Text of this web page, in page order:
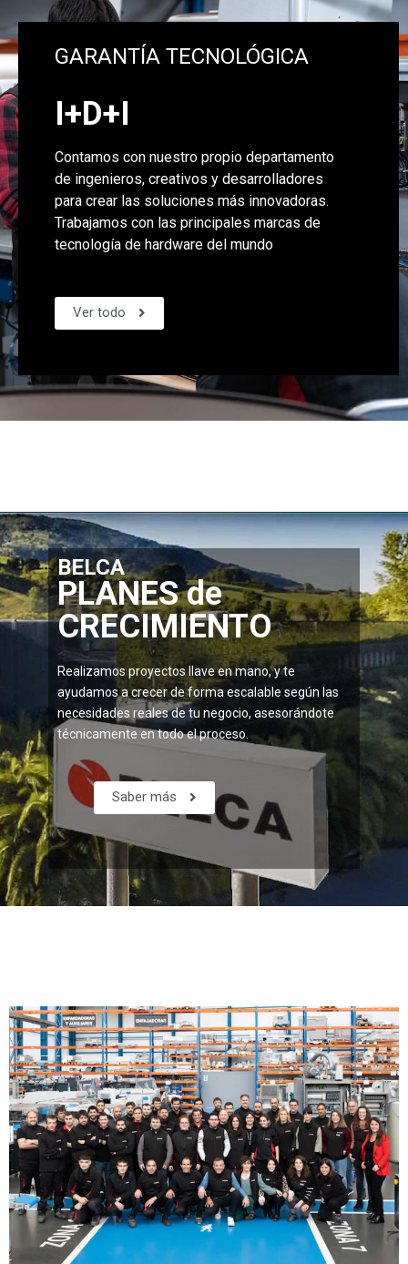
GARANTÍA TECNOLÓGICA
I+D+I
Contamos con nuestro propio departamento
de ingenieros, creativos y desarrolladores
para crear las soluciones más innovadoras.
Trabajamos con las principales marcas de
tecnología de hardware del mundo
Ver todo
BELCA
PLANES de
CRECIMIENTO
Realizamos proyectos llave en mano, y te
ayudamos a crecer de forma escalable según las
necesidades reales de tu negocio, asesorándote
técnicamente en todo el proceso.
Saber más